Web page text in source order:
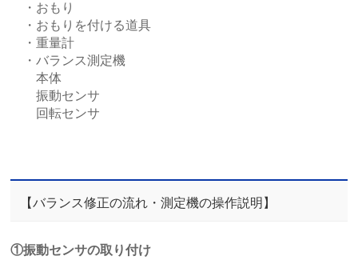
・おもり
・おもりを付ける道具
・重量計
・バランス測定機
本体
振動センサ
回転センサ
【バランス修正の流れ・測定機の操作説明】
①振動センサの取り付け